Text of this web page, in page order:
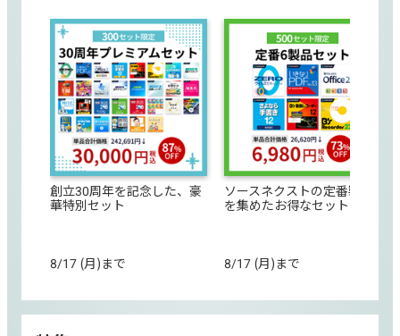
創立30周年を記念した、豪
華特別セット
8/17 (月)まで
ソースネクストの定番製品
を集めたお得なセット
8/17 (月)まで